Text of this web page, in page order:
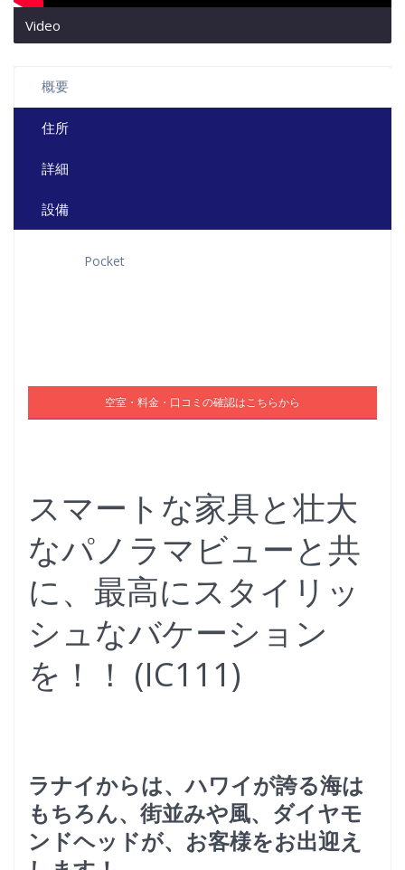
Video
概要
住所
詳細
設備
Pocket
空室・料金・口コミの確認はこちらから
スマートな家具と壮大
なパノラマビューと共
に、最高にスタイリッ
シュなバケーション
を！！ (IC111)
ラナイからは、ハワイが誇る海は
もちろん、街並みや風、 ダイヤモ
ンドヘッドが、お客様をお出迎え